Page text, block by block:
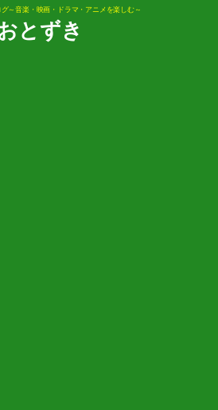
～音楽・映画・ドラマ・アニメを楽しむ～
とずき